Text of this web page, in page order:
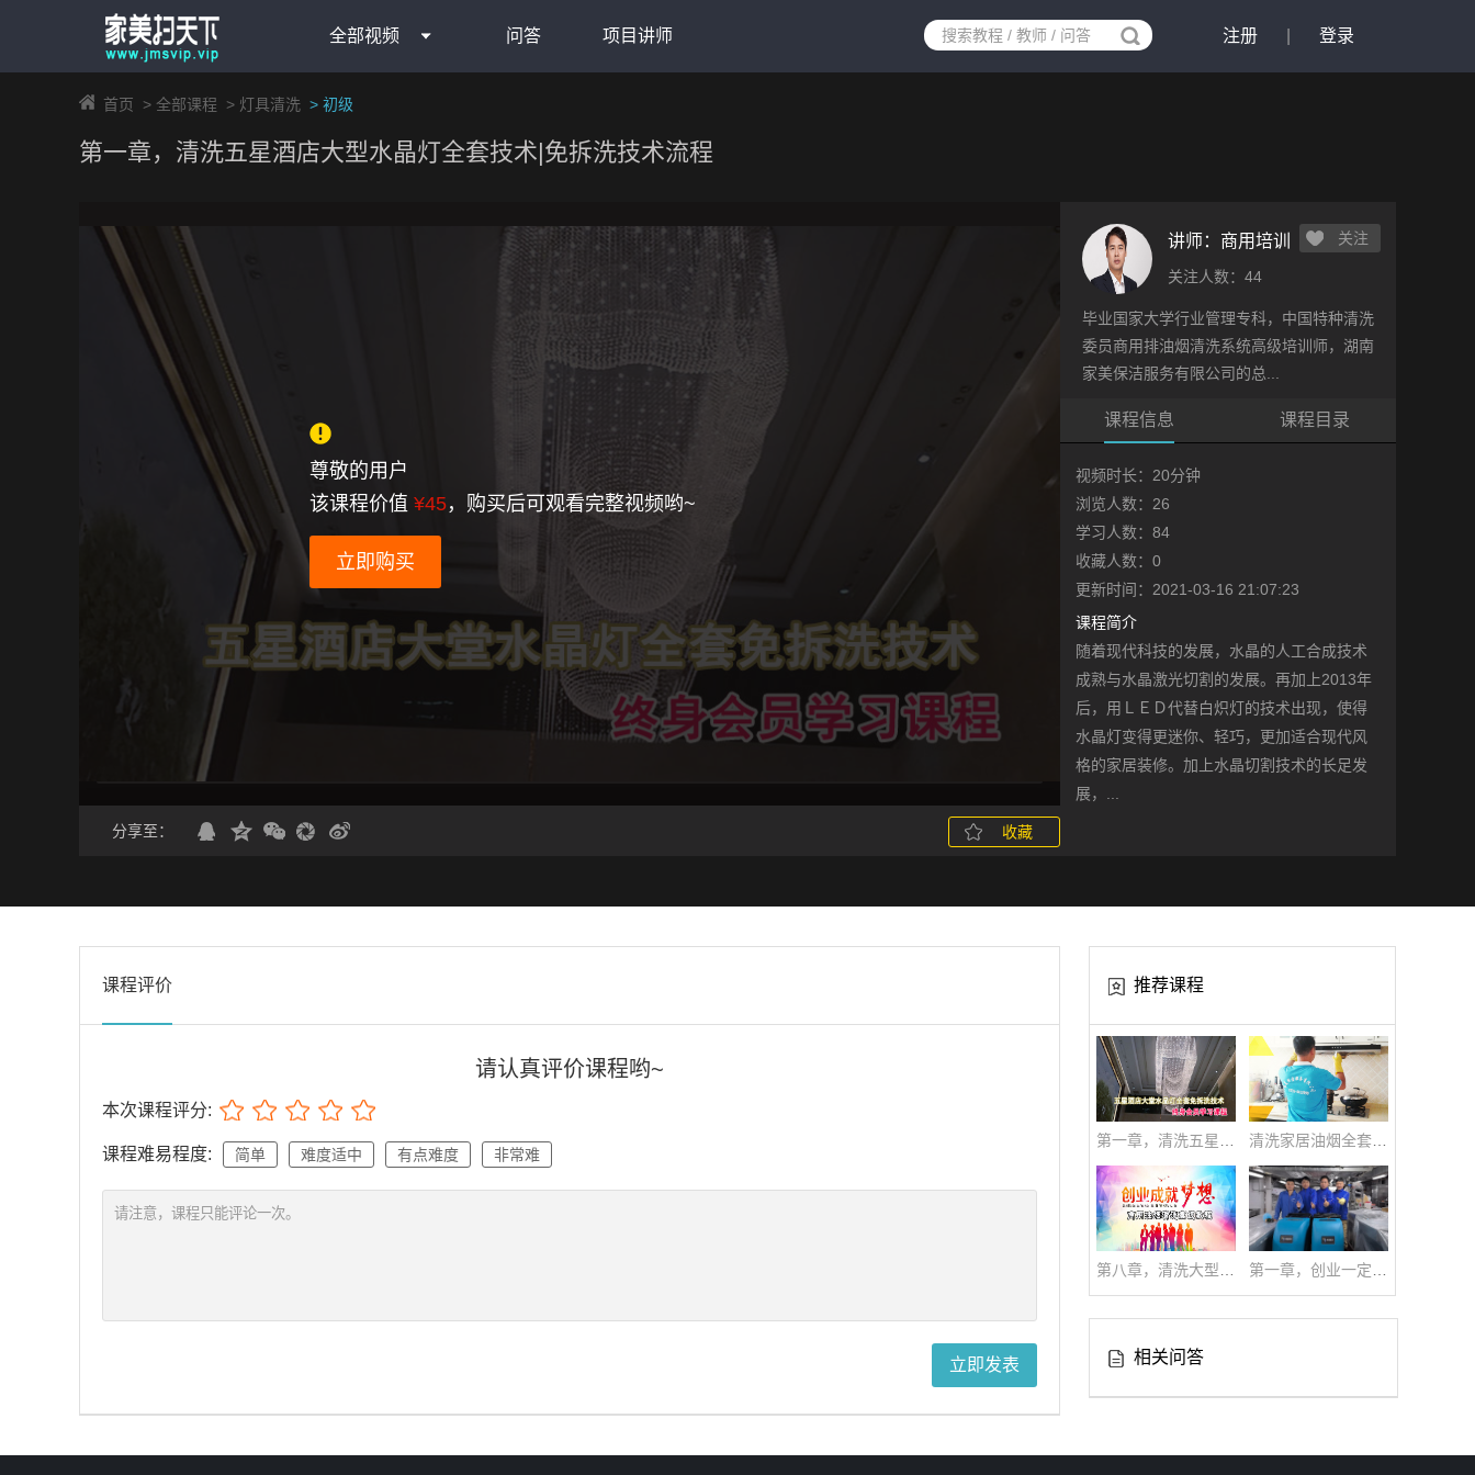
全部视频 问答 项目讲师 注册 登录
首页 > 全部课程 > 灯具清洗 > 初级
第一章，清洗五星酒店大型水晶灯全套技术|免拆洗技术流程
尊敬的用户
该课程价值 ¥45，购买后可观看完整视频哟~
立即购买
分享至： 收藏
讲师： 商用培训
关注人数：44
关注
毕业国家大学行业管理专科，中国特种清洗
委员商用排油烟清洗系统高级培训师，湖南
家美保洁服务有限公司的总...
课程信息 课程目录
视频时长：20分钟
浏览人数：26
学习人数：84
收藏人数：0
更新时间：2021-03-16 21:07:23
课程简介
随着现代科技的发展，水晶的人工合成技术
成熟与水晶激光切割的发展。再加上2013年
后，用ＬＥＤ代替白炽灯的技术出现，使得
水晶灯变得更迷你、轻巧，更加适合现代风
格的家居装修。加上水晶切割技术的长足发
展，...
课程评价
请认真评价课程哟~
本次课程评分:
课程难易程度: 简单 难度适中 有点难度 非常难
立即发表
推荐课程
相关问答